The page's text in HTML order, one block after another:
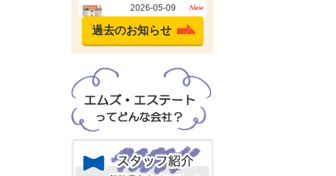
過去のお知らせ